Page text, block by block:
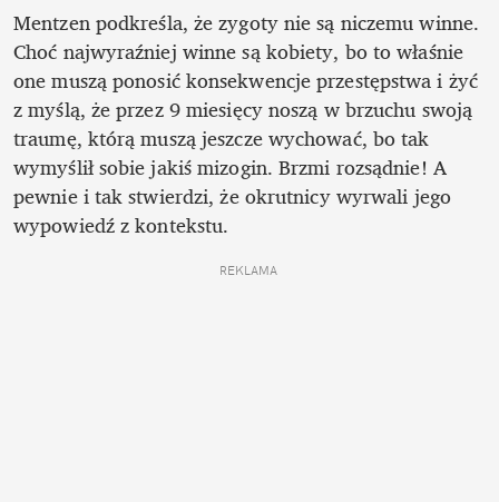
Mentzen podkreśla, że zygoty nie są niczemu winne.
Choć najwyraźniej winne są kobiety, bo to właśnie
one muszą ponosić konsekwencje przestępstwa i żyć
z myślą, że przez 9 miesięcy noszą w brzuchu swoją
traumę, którą muszą jeszcze wychować, bo tak
wymyślił sobie jakiś mizogin. Brzmi rozsądnie! A
pewnie i tak stwierdzi, że okrutnicy wyrwali jego
wypowiedź z kontekstu.
REKLAMA